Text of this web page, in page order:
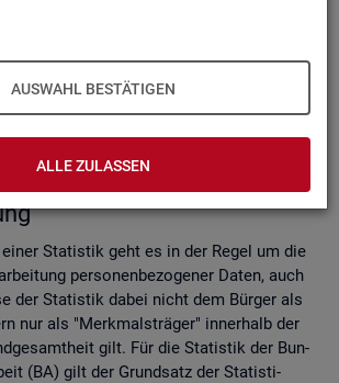
AUSWAHL BESTÄTIGEN
ALLE ZULASSEN
Ver­fah­ren
der sta­tis­ti­schen
Sta­tis­tik geht es in der Regel um die
per­so­nen­be­zo­ge­ner Daten, auch
der Sta­tis­tik dabei nicht dem Bür­ger als
nur als "Merk­mals­trä­ger" in­ner­halb der
gilt. Für die Sta­tis­tik der Bun­
(BA) gilt der Grund­satz der Sta­tis­ti­